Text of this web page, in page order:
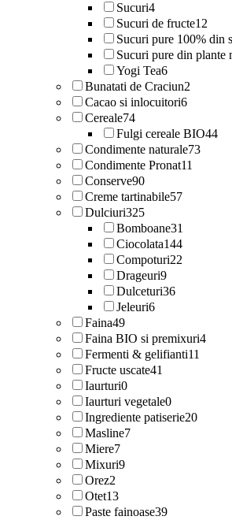
Sucuri4
Sucuri de fructe12
Sucuri pure 100% din
Sucuri pure din plante
Yogi Tea6
Bunatati de Craciun2
Cacao si inlocuitori6
Cereale74
Fulgi cereale BIO44
Condimente naturale73
Condimente Pronat11
Conserve90
Creme tartinabile57
Dulciuri325
Bomboane31
Ciocolata144
Compoturi22
Drageuri9
Dulceturi36
Jeleuri6
Faina49
Faina BIO si premixuri4
Fermenti & gelifianti11
Fructe uscate41
Iaurturi0
Iaurturi vegetale0
Ingrediente patiserie20
Masline7
Miere7
Mixuri9
Orez2
Otet13
Paste fainoase39